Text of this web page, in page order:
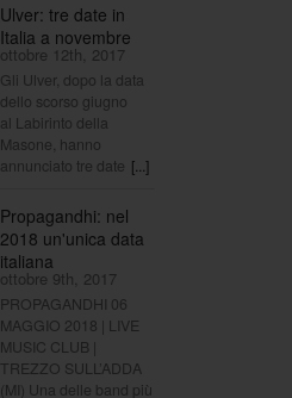
Ulver: tre date in
Italia a novembre
ottobre 12th, 2017
Gli Ulver, dopo la data
dello scorso giugno
al Labirinto della
Masone, hanno
annunciato tre date [...]
Propagandhi: nel
2018 un'unica data
italiana
ottobre 9th, 2017
PROPAGANDHI 06
MAGGIO 2018 | LIVE
MUSIC CLUB |
TREZZO SULL’ADDA
(MI) Una delle band più